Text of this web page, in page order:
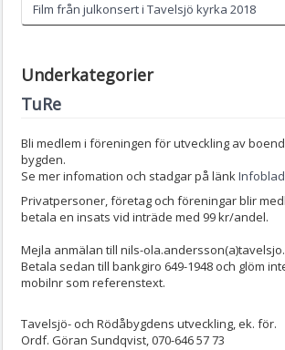
Film från julkonsert i Tavelsjö kyrka 2018
Underkategorier
TuRe
Bli medlem i föreningen för utveckling av
bygden.
Se mer infomation och stadgar på länk
Privatpersoner, företag och föreningar blir
betala en insats vid inträde med 99 kr/andel.
Mejla anmälan till nils-
Betala sedan till bankgiro 649-1948 och glöm
mobilnr som referenstext.
Tavelsjö- och Rödåbygdens utveckling, ek. för.
Ordf. Göran Sundqvist, 070-646 57 73